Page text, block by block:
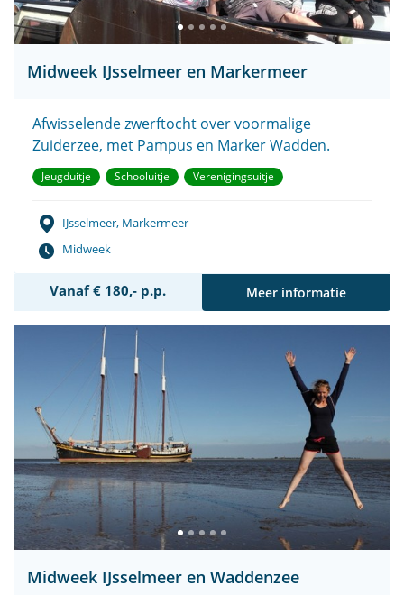
Midweek IJsselmeer en Markermeer
Afwisselende zwerftocht over voormalige
Zuiderzee, met Pampus en Marker Wadden.
Jeugduitje Schooluitje Verenigingsuitje
IJsselmeer, Markermeer
Midweek
Vanaf € 180,- p.p. Meer informatie
Midweek IJsselmeer en Waddenzee